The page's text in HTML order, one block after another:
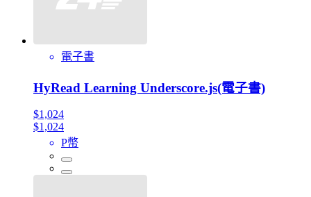
電子書
HyRead Learning Underscore.js(電子書)
$1,024
$1,024
P幣